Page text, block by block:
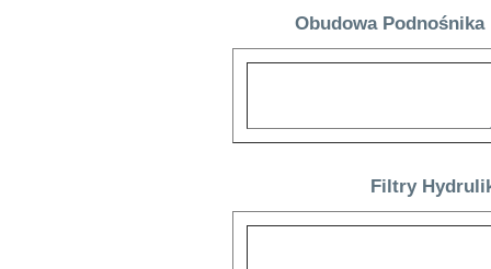
Obudowa
Filtry